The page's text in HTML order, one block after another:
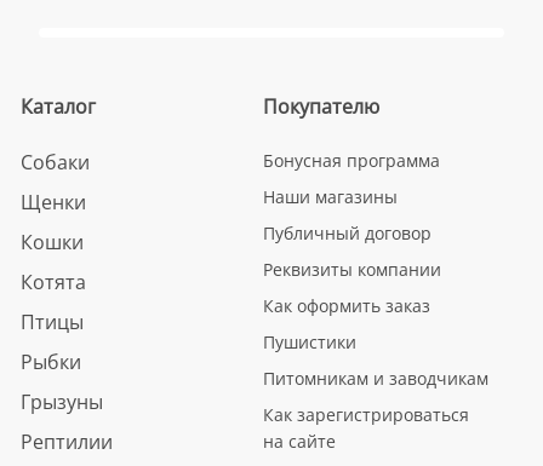
Каталог
Собаки
Щенки
Кошки
Котята
Птицы
Рыбки
Грызуны
Рептилии
Покупателю
Бонусная программа
Наши магазины
Публичный договор
Реквизиты компании
Как оформить заказ
Пушистики
Питомникам и заводчикам
Как зарегистрироваться
на сайте